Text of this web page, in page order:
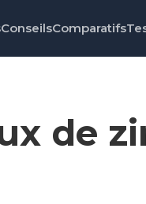
ConseilsComparatifs
de